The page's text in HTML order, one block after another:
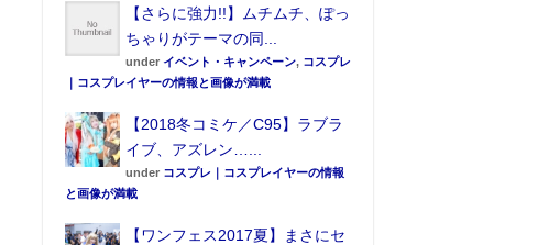
【さらに強力!!】ムチムチ、ぽっ
ちゃりがテーマの同...
under イベント・キャンペーン, コスプレ
｜コスプレイヤーの情報と画像が満載
【2018冬コミケ／C95】ラブラ
イブ、アズレン…...
under コスプレ｜コスプレイヤーの情報
と画像が満載
【ワンフェス2017夏】まさにセ